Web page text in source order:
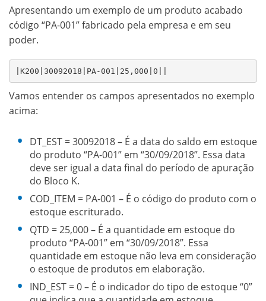
Apresentando um exemplo de um produto acabado
código “PA-001” fabricado pela empresa e em seu
poder.
|K200|30092018|PA-001|25,000|0||
Vamos entender os campos apresentados no exemplo
acima:
DT_EST = 30092018 – É a data do saldo em estoque
do produto “PA-001” em “30/09/2018”. Essa data
deve ser igual a data final do período de apuração
do Bloco K.
COD_ITEM = PA-001 – É o código do produto com o
estoque escriturado.
QTD = 25,000 – É a quantidade em estoque do
produto “PA-001” em “30/09/2018”. Essa
quantidade em estoque não leva em consideração
o estoque de produtos em elaboração.
IND_EST = 0 – É o indicador do tipo de estoque “0”